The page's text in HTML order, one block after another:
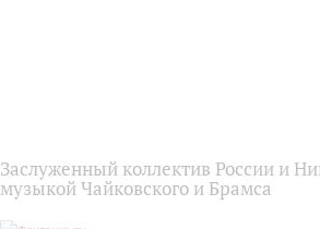
Заслуженный коллектив России и
музыкой Чайковского и Брамса